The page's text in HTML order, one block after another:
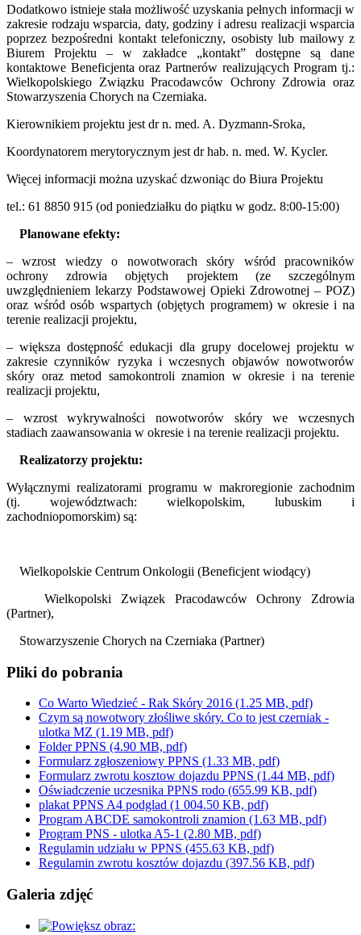
Dodatkowo istnieje stała możliwość uzyskania pełnych informacji w
zakresie rodzaju wsparcia, daty, godziny i adresu realizacji wsparcia
poprzez bezpośredni kontakt telefoniczny, osobisty lub mailowy z
Biurem Projektu – w zakładce „kontakt” dostępne są dane
kontaktowe Beneficjenta oraz Partnerów realizujących Program tj.:
Wielkopolskiego Związku Pracodawców Ochrony Zdrowia oraz
Stowarzyszenia Chorych na Czerniaka.
Kierownikiem projektu jest dr n. med. A. Dyzmann-Sroka,
Koordynatorem merytorycznym jest dr hab. n. med. W. Kycler.
Więcej informacji można uzyskać dzwoniąc do Biura Projektu
tel.: 61 8850 915 (od poniedziałku do piątku w godz. 8:00-15:00)
Planowane efekty:
– wzrost wiedzy o nowotworach skóry wśród pracowników
ochrony zdrowia objętych projektem (ze szczególnym
uwzględnieniem lekarzy Podstawowej Opieki Zdrowotnej – POZ)
oraz wśród osób wspartych (objętych programem) w okresie i na
terenie realizacji projektu,
– większa dostępność edukacji dla grupy docelowej projektu w
zakresie czynników ryzyka i wczesnych objawów nowotworów
skóry oraz metod samokontroli znamion w okresie i na terenie
realizacji projektu,
– wzrost wykrywalności nowotworów skóry we wczesnych
stadiach zaawansowania w okresie i na terenie realizacji projektu.
Realizatorzy projektu:
Wyłącznymi realizatorami programu w makroregionie zachodnim
(tj. województwach: wielkopolskim, lubuskim i
zachodniopomorskim) są:
Wielkopolskie Centrum Onkologii (Beneficjent wiodący)
Wielkopolski Związek Pracodawców Ochrony Zdrowia
(Partner),
Stowarzyszenie Chorych na Czerniaka (Partner)
Pliki do pobrania
Co Warto Wiedzieć - Rak Skóry 2016 (1.25 MB, pdf)
Czym są nowotwory złośliwe skóry. Co to jest czerniak -
ulotka MZ (1.19 MB, pdf)
Folder PPNS (4.90 MB, pdf)
Formularz zgłoszeniowy PPNS (1.33 MB, pdf)
Formularz zwrotu kosztow dojazdu PPNS (1.44 MB, pdf)
Oświadczenie uczesnika PPNS rodo (655.99 KB, pdf)
plakat PPNS A4 podglad (1 004.50 KB, pdf)
Program ABCDE samokontroli znamion (1.63 MB, pdf)
Program PNS - ulotka A5-1 (2.80 MB, pdf)
Regulamin udziału w PPNS (455.63 KB, pdf)
Regulamin zwrotu kosztów dojazdu (397.56 KB, pdf)
Galeria zdjęć